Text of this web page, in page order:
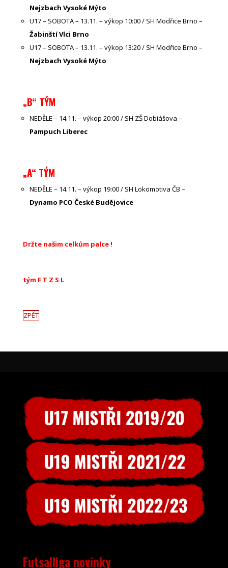
Nejzbach Vysoké Mýto
U17 – SOBOTA – 13.11. – výkop 10:00 / SH Modřice Brno –
Žabinští Vlci Brno
U17 – SOBOTA – 13.11. – výkop 13:20 / SH Modřice Brno –
Nejzbach Vysoké Mýto
„B“ TÝM
NEDĚLE – 14.11. – výkop 20:00 / SH ZŠ Dobiášova –
Pampuch Liberec
„A“ TÝM
NEDĚLE – 14.11. – výkop 19:00 / SH Lokomotiva ČB –
Dynamo PCO České Budějovice
Držte našim celkům palce !
tým F T Z S L
ZPĚT
Futsalliga novinky